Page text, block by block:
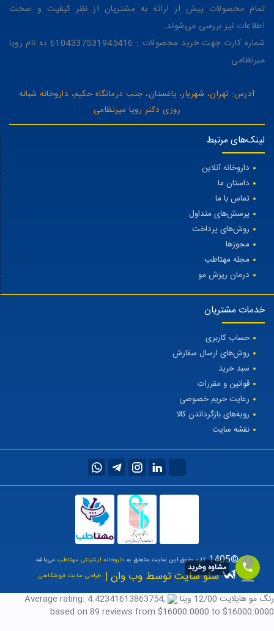
تمام محصولات پیش از ارائه به مشتریان از نظر کیفیت و صحت
اطلاعات نیز بررسی می‌شوند.
شماره کارت جهت خرید محصولات : 6104337531945416 به نام رویا
میرنظامی
آدرس: تهران، شهریار، باغستان، جنب درمانگاه حکیم، داروخانه شبانه
روزی دکتر رویا میرنظامی
لینک‌های مرتبط
داروخانه آنلاین
داستان ما
تماس با ما
پرسش‌های متداول
روش‌های پرداخت
مجوزها
مجله مهتاطب
درمان ریزش مو
خدمات مشتریان
حساب کاربری
روش‌های ارسال سفارش
سبد خرید
قوانین و مقررات
رعایت حریم خصوصی
رویه‌های بازگرداندن کالا
نقشه سایت
©1405 کلیه حقوق این سایت متعلق به داروخانه اینترنتی مهتاطبمی‌باشد
سئو سایت توسط وب وان | طراحی سایت فروشگاهی
رنگ مو هایلایت 12/00 وینا Average rating: 4.42341613863754,
based on 89 reviews from $16000.0000 to $16000.0000
مشاوه وخرید